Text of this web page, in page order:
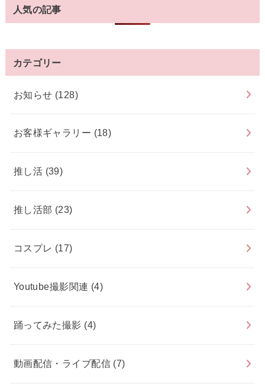
人気の記事
カテゴリー
お知らせ (128)
お客様ギャラリー (18)
推し活 (39)
推し活部 (23)
コスプレ (17)
Youtube撮影関連 (4)
踊ってみた撮影 (4)
動画配信・ライブ配信 (7)